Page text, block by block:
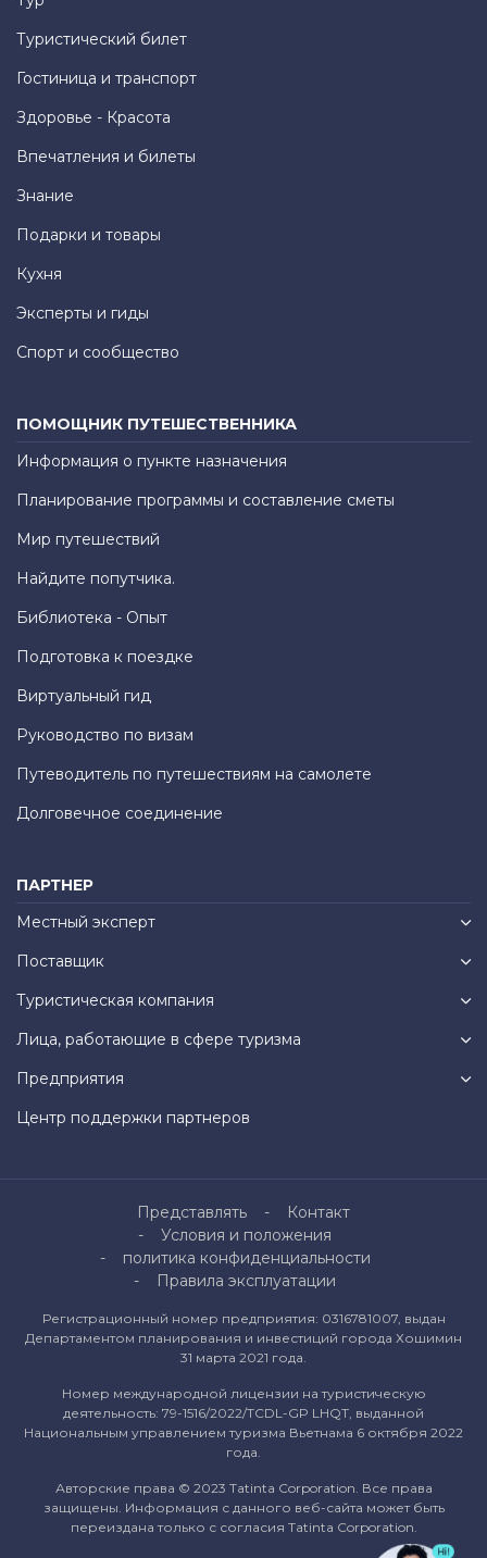
Туристический билет
Гостиница и транспорт
Здоровье - Красота
Впечатления и билеты
Знание
Подарки и товары
Кухня
Эксперты и гиды
Спорт и сообщество
ПОМОЩНИК ПУТЕШЕСТВЕННИКА
Информация о пункте назначения
Планирование программы и составление сметы
Мир путешествий
Найдите попутчика.
Библиотека - Опыт
Подготовка к поездке
Виртуальный гид
Руководство по визам
Путеводитель по путешествиям на самолете
Долговечное соединение
ПАРТНЕР
Местный эксперт
Поставщик
Туристическая компания
Лица, работающие в сфере туризма
Предприятия
Центр поддержки партнеров
Представлять
Контакт
Условия и положения
политика конфиденциальности
Правила эксплуатации
Регистрационный номер предприятия: 0316781007, выдан
Департаментом планирования и инвестиций города Хошимин
31 марта 2021 года.
Номер международной лицензии на туристическую
деятельность: 79-1516/2022/TCDL-GP LHQT, выданной
Национальным управлением туризма Вьетнама 6 октября 2022
года.
Авторские права © 2023 Tatinta Corporation. Все права
защищены. Информация с данного веб-сайта может быть
переиздана только с согласия Tatinta Corporation.